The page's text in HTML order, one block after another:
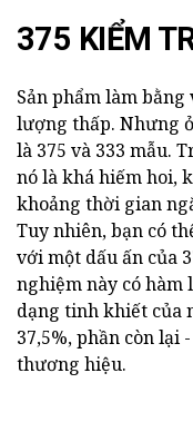
375 KIỂM
Sản phẩm làm
lượng thấp. Nhưng
là 375 và 333 mẫu.
nó là khá hiếm hoi,
khoảng thời gian
Tuy nhiên, bạn có
với một dấu ấn của
nghiệm này có
dạng tinh khiết của
37,5%, phần còn lại
thương hiệu.